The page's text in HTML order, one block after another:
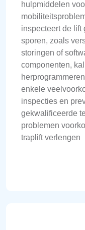
hulpmiddelen
inspecteert de lift
sporen, zoals
storingen of
componenten,
enkele
inspecties en
gekwalificeerde
problemen
traplift verlengen